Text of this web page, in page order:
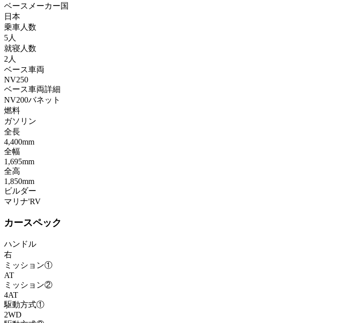
ベースメーカー国
日本
乗車人数
5人
就寝人数
2人
ベース車両
NV250
ベース車両詳細
NV200バネット
燃料
ガソリン
全長
4,400mm
全幅
1,695mm
全高
1,850mm
ビルダー
マリナ'RV
カースペック
ハンドル
右
ミッション①
AT
ミッション②
4AT
駆動方式①
2WD